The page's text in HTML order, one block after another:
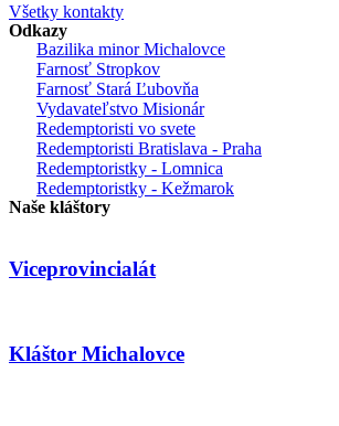
Všetky kontakty
Odkazy
Bazilika minor Michalovce
Farnosť Stropkov
Farnosť Stará Ľubovňa
Vydavateľstvo Misionár
Redemptoristi vo svete
Redemptoristi Bratislava - Praha
Redemptoristky - Lomnica
Redemptoristky - Kežmarok
Naše kláštory
Viceprovincialát
Kláštor Michalovce